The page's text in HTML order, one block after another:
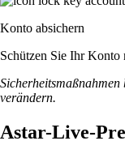
Konto absichern
Schützen Sie Ihr
verändern.
Astar-Live-